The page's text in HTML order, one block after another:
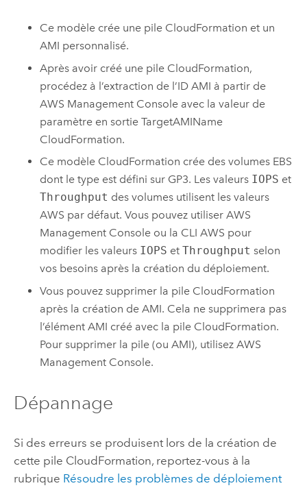
Ce modèle crée une pile CloudFormation et un
AMI personnalisé.
Après avoir créé une pile CloudFormation,
procédez à l’extraction de l’IDAMI à partir de
AWS Management Console avec la valeur de
paramètre en sortieTargetAMIName
CloudFormation.
Ce modèle CloudFormation crée des volumes EBS
dont le type est défini sur GP3. Les valeurs IOPS et
Throughput des volumes utilisent les valeurs
AWS par défaut. Vous pouvez utiliserAWS
Management Console ou la CLIAWS pour
modifier les valeurs IOPS etThroughput selon
vos besoins après la création du déploiement.
Vous pouvez supprimer la pile CloudFormation
après la création deAMI. Cela ne supprimera pas
l’élémentAMI créé avec la pile CloudFormation.
Pour supprimer la pile (ouAMI), utilisezAWS
Management Console.
Dépannage
Si des erreurs se produisent lors de la création de
cette pile CloudFormation, reportez-vous à la
rubrique Résoudre les problèmes de déploiement